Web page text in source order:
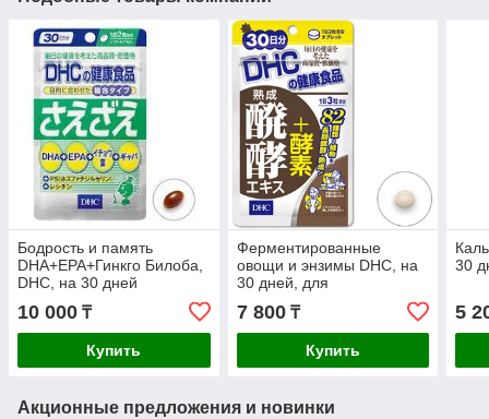
Бодрость и память
DHA+EPA+Гинкго Билоба,
DHC, на 30 дней
10 000 ₸
Купить
Ферментированные
овощи и энзимы DHC, на
30 дней, для
сбалансированного
питания
7 800₸
Купить
30
5
Акционные предложения и новинки